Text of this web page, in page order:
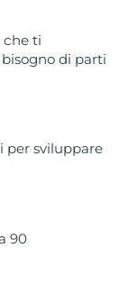
che ti
di parti
per sviluppare
90